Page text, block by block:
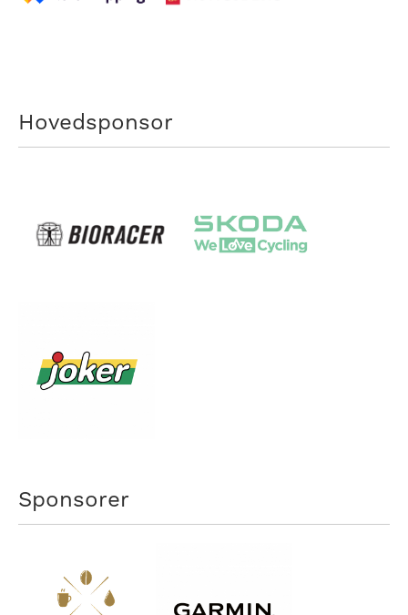
Hovedsponsor
Sponsorer